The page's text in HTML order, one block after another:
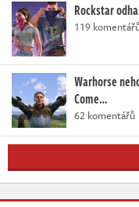
Rockstar
119
Warhorse
Come…
62 komentářů